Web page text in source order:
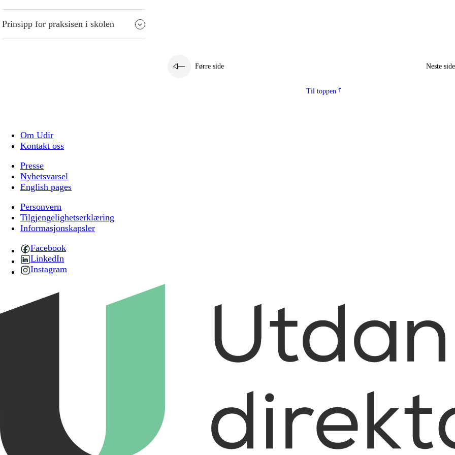
Prinsipp for praksisen i skolen
Førre side Neste side
Til toppen
Om Udir
Kontakt oss
Presse
Nyhetsvarsel
English pages
Personvern
Tilgjengelighetserklæring
Informasjonskapsler
Facebook
LinkedIn
Instagram